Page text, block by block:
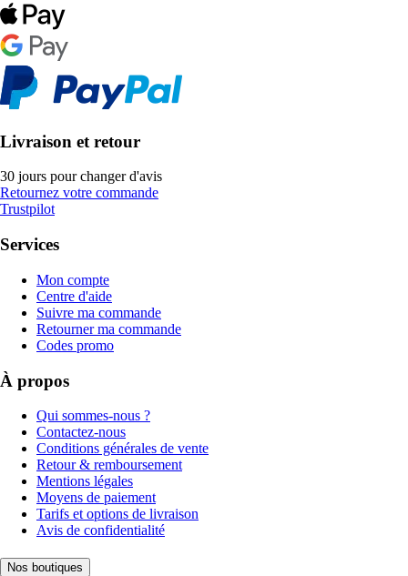
Livraison et retour
30 jours pour changer d'avis
Retournez votre commande
Trustpilot
Services
Mon compte
Centre d'aide
Suivre ma commande
Retourner ma commande
Codes promo
À propos
Qui sommes-nous ?
Contactez-nous
Conditions générales de vente
Retour & remboursement
Mentions légales
Moyens de paiement
Tarifs et options de livraison
Avis de confidentialité
Nos boutiques